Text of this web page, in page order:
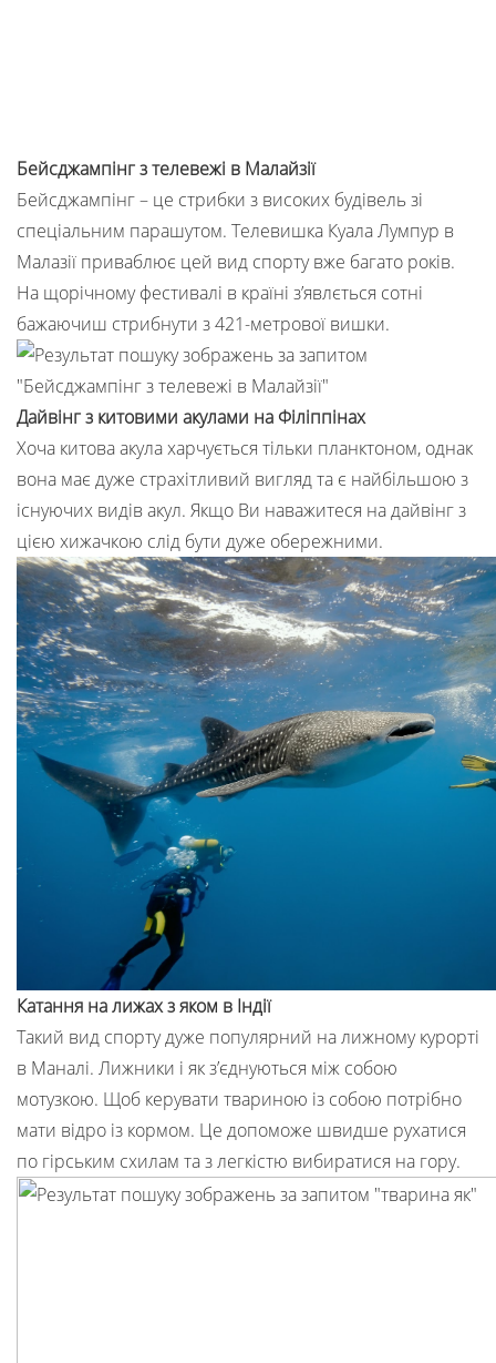
Бейсджампінг з телевежі в Малайзії
Бейсджампінг – це стрибки з високих будівель зі
спеціальним парашутом. Телевишка Куала Лумпур в
Малазії приваблює цей вид спорту вже багато років.
На щорічному фестивалі в країні з’явлється сотні
бажаючиш стрибнути з 421-метрової вишки.
Дайвінг з китовими акулами на Філіппінах
Хоча китова акула харчується тільки планктоном, однак
вона має дуже страхітливий вигляд та є найбільшою з
існуючих видів акул. Якщо Ви наважитеся на дайвінг з
цією хижачкою слід бути дуже обережними.
Катання на лижах з яком в Індії
Такий вид спорту дуже популярний на лижному курорті
в Маналі. Лижники і як з’єднуються між собою
мотузкою. Щоб керувати твариною із собою потрібно
мати відро із кормом. Це допоможе швидше рухатися
по гірським схилам та з легкістю вибиратися на гору.